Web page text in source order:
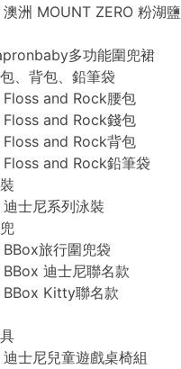
澳洲 MOUNT ZERO 粉湖鹽
多功能圍兜裙
、背包、鉛筆袋
Floss and Rock腰包
Floss and Rock錢包
Floss and Rock背包
Floss and Rock鉛筆袋
迪士尼系列泳裝
BBox旅行圍兜袋
BBox 迪士尼聯名款
BBox Kitty聯名款
迪士尼兒童遊戲桌椅組